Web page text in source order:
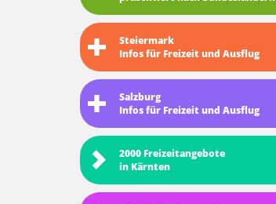
Steiermark
Infos für Freizeit und Ausflug
Salzburg
Infos für Freizeit und Ausflug
2000 Freizeitangebote
in Kärnten